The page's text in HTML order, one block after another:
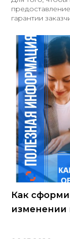
гарантии
Как
изменении